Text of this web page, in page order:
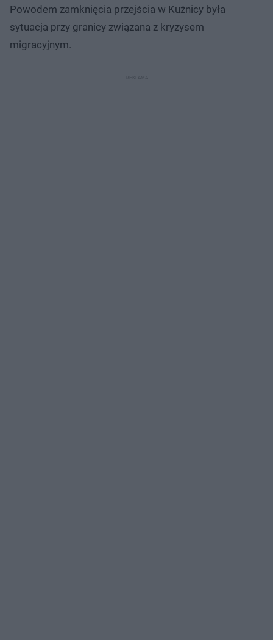
Powodem zamknięcia przejścia w Kuźnicy była
sytuacja przy granicy związana z kryzysem
migracyjnym.